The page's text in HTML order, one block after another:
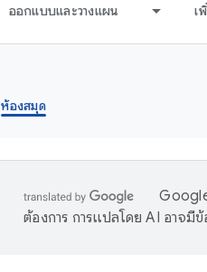
ออกแบบและวางแผน เ
ห้องสมุด
ต้องการ การแปลโดย AI อาจมี